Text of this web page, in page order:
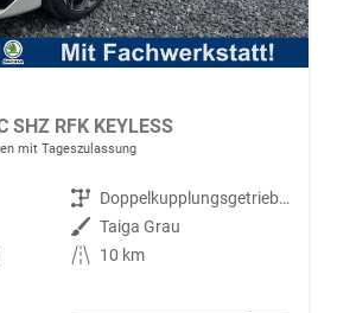
SHZ RFK KEYLESS
mit Tageszulassung
Getriebe
Doppelkupplungsgetriebe (DSG)
Außenfarbe Taiga Grau
Kilometerstand
10 km